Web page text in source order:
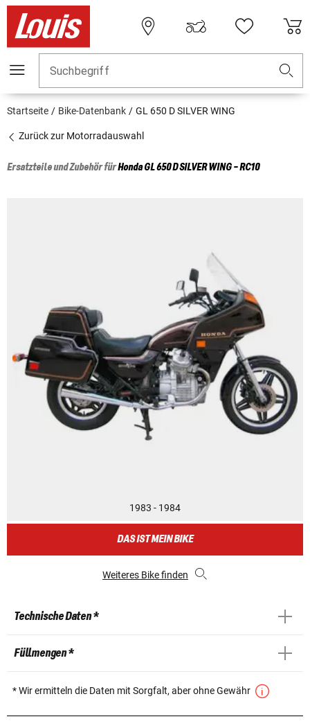
Suchbegriff
Startseite Bike-Datenbank GL 650 D SILVER WING
Zurück zur Motorradauswahl
Ersatzteile und Zubehör fürHondaGL 650 D SILVER WING - RC10
1983 - 1984
DAS IST MEIN BIKE
Weiteres Bike finden
Technische Daten *
Füllmengen *
* Wir ermitteln die Daten mit Sorgfalt, aber ohne Gewähr